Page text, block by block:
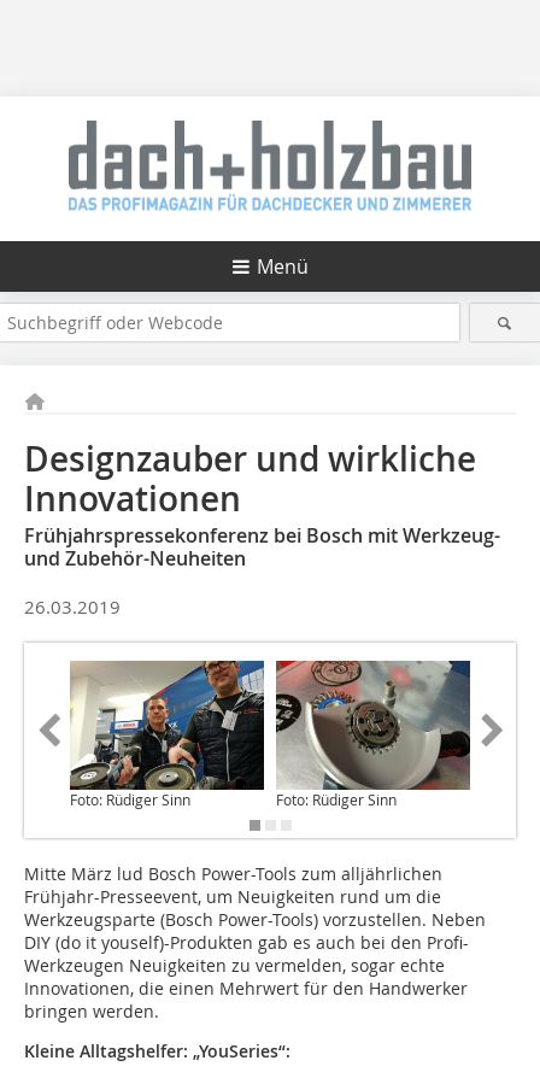
Menü
Designzauber und wirkliche
Innovationen
Frühjahrspressekonferenz bei Bosch mit Werkzeug-
und Zubehör-Neuheiten
26.03.2019
Foto: Rüdiger Sinn Foto: Rüdiger Sinn
Mitte März lud Bosch Power-Tools zum alljährlichen
Frühjahr-Presseevent, um Neuigkeiten rund um die
Werkzeugsparte (Bosch Power-Tools) vorzustellen. Neben
DIY (do it youself)-Produkten gab es auch bei den Profi-
Werkzeugen Neuigkeiten zu vermelden, sogar echte
Innovationen, die einen Mehrwert für den Handwerker
bringen werden.
Kleine Alltagshelfer: „YouSeries“: